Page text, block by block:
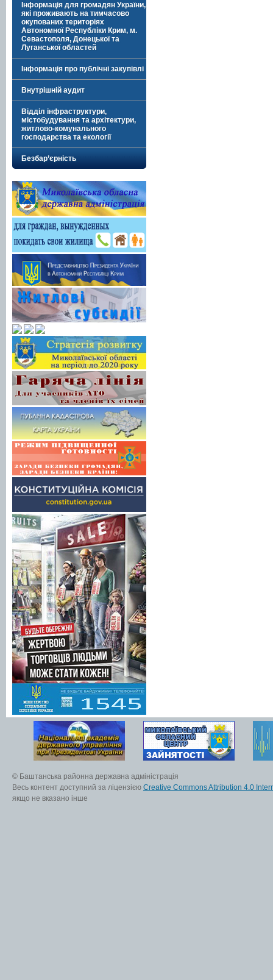
Інформація для громадян України,
які проживають на тимчасово
окупованих територіях
Автономної Республіки Крим, м.
Севастополя, Донецької та
Луганської областей
Інформація про публічні закупівлі
Внутрішній аудит
Відділ інфраструктури,
містобудування та архітектури,
житлово-комунального
господарства та екології
Безбар’єрність
© Баштанська районна державна адміністрація
Весь контент доступний за ліцензією Creative Commons Attribution 4.0
якщо не вказано інше